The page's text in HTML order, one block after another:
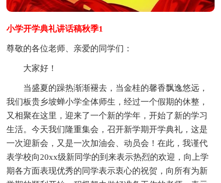
小学开学典礼讲话稿秋季1
尊敬的各位老师、亲爱的同学们：
大家好！
当盛夏的躁热渐渐褪去，当金桂的馨香飘逸悠远，
我们板贵乡坡蝉小学全体师生，经过一个假期的休整，
又相聚在这里，迎来了一个新的学年，开始了新的学习
生活。今天我们隆重集会，召开新学期开学典礼，这是
一次迎新会，又是一次加油会、动员会！在此，我谨代
表学校向20xx级新同学的到来表示热烈的欢迎，向上学
期各方面表现优秀的同学表示衷心的祝贺，向所有为新